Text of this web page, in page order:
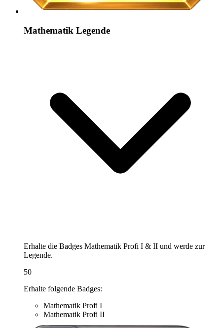
Mathematik Legende
Erhalte die Badges Mathematik Profi I & II und werde zur
Legende.
50
Erhalte folgende Badges:
Mathematik Profi I
Mathematik Profi II